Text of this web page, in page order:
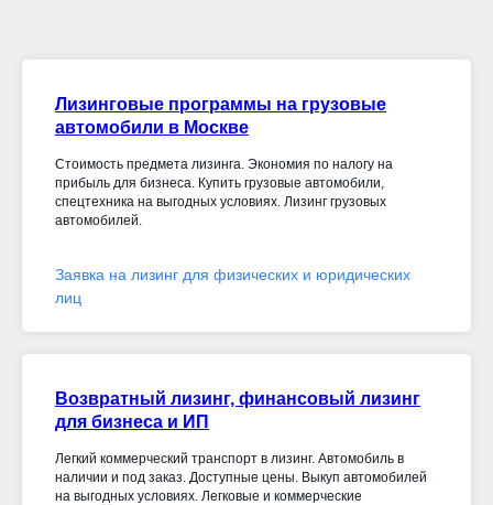
Лизинговые программы на грузовые
автомобили в Москве
Стоимость предмета лизинга. Экономия по налогу на
прибыль для бизнеса. Купить грузовые автомобили,
спецтехника на выгодных условиях. Лизинг грузовых
автомобилей.
Заявка на лизинг для физических и юридических
лиц
Возвратный лизинг, финансовый лизинг
для бизнеса и ИП
Легкий коммерческий транспорт в лизинг. Автомобиль в
наличии и под заказ. Доступные цены. Выкуп автомобилей
на выгодных условиях. Легковые и коммерческие